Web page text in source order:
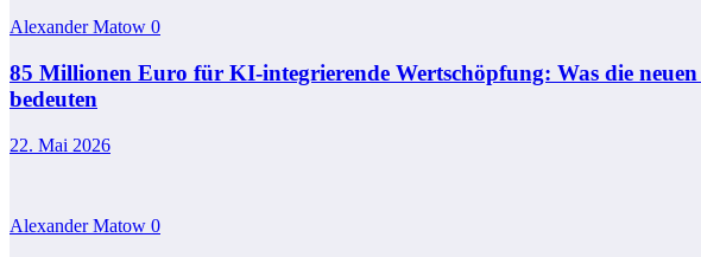
Alexander Matow 0
85 Millionen Euro für KI-integrierende Wertschöpfung: Was die
bedeuten
22. Mai 2026
Alexander Matow 0